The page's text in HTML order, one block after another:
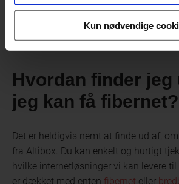
Kun nødvendige
Hvordan finder jeg
jeg kan få fibernet?
Det er heldigvis nemt at finde ud af,
fra Altibox. Du kan enkelt og hurtigt
hvilke internetløsninger vi kan levere
er dækket med enten fibernet eller